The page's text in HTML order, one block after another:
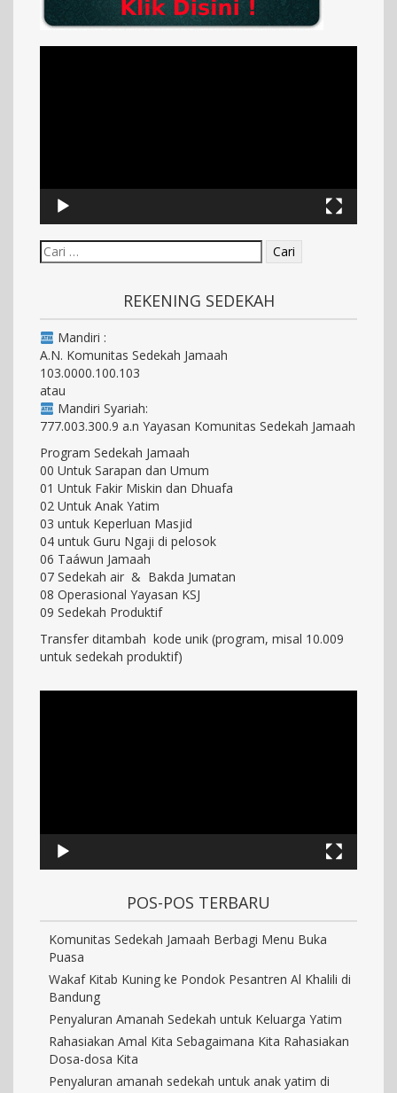
REKENING SEDEKAH
Mandiri :
A.N. Komunitas Sedekah Jamaah
103.0000.100.103
atau
Mandiri Syariah:
777.003.300.9 a.n Yayasan Komunitas Sedekah Jamaah
Program Sedekah Jamaah
00 Untuk Sarapan dan Umum
01 Untuk Fakir Miskin dan Dhuafa
02 Untuk Anak Yatim
03 untuk Keperluan Masjid
04 untuk Guru Ngaji di pelosok
06 Taáwun Jamaah
07 Sedekah air & Bakda Jumatan
08 Operasional Yayasan KSJ
09 Sedekah Produktif
Transfer ditambah kode unik (program, misal 10.009
untuk sedekah produktif)
POS-POS TERBARU
Komunitas Sedekah Jamaah Berbagi Menu Buka
Puasa
Wakaf Kitab Kuning ke Pondok Pesantren Al Khalili di
Bandung
Penyaluran Amanah Sedekah untuk Keluarga Yatim
Rahasiakan Amal Kita Sebagaimana Kita Rahasiakan
Dosa-dosa Kita
Penyaluran amanah sedekah untuk anak yatim di